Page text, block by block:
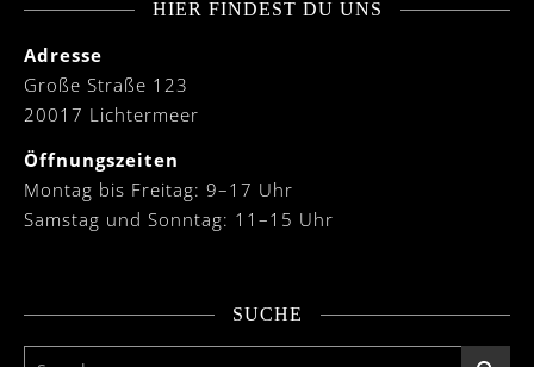
HIER FINDEST DU UNS
Adresse
Große Straße 123
20017 Lichtermeer
Öffnungszeiten
Montag bis Freitag: 9–17 Uhr
Samstag und Sonntag: 11–15 Uhr
SUCHE